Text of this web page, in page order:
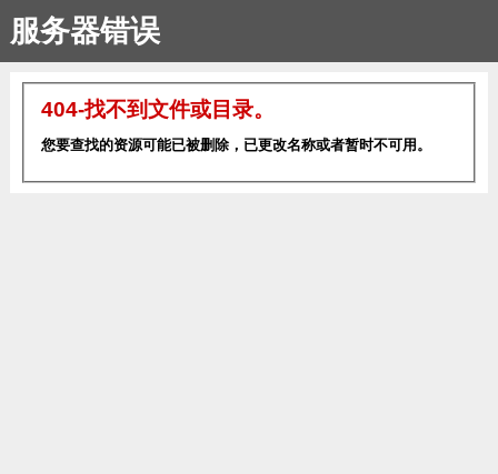
服务器错误
404-找不到文件或目录。
您要查找的资源可能已被删除，已更改名称或者暂时不可用。